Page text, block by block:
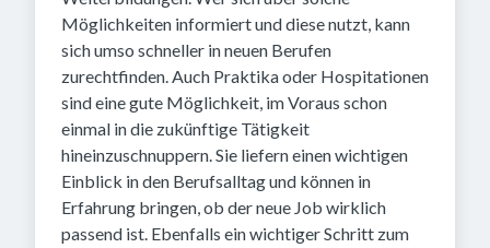
Möglichkeiten informiert und diese nutzt, kann
sich umso schneller in neuen Berufen
zurechtfinden. Auch Praktika oder Hospitationen
sind eine gute Möglichkeit, im Voraus schon
einmal in die zukünftige Tätigkeit
hineinzuschnuppern. Sie liefern einen wichtigen
Einblick in den Berufsalltag und können in
Erfahrung bringen, ob der neue Job wirklich
passend ist. Ebenfalls ein wichtiger Schritt zum